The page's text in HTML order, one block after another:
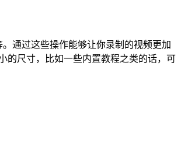
通过这些操作能够让你录制的视频更加
的尺寸，比如一些内置教程之类的话，可